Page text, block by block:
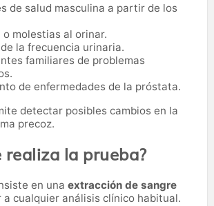
de salud masculina a partir de los
molestias al orinar.
la frecuencia urinaria.
familiares de problemas
de enfermedades de la próstata.
detectar posibles cambios en la
precoz.
realiza la prueba?
en una extracción de sangre
a cualquier análisis clínico habitual.